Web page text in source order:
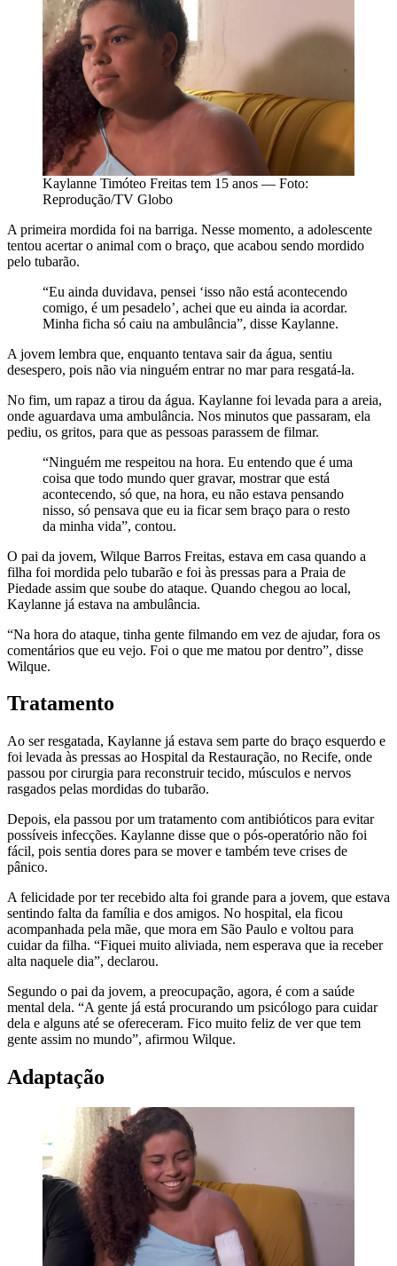
Kaylanne Timóteo Freitas tem 15 anos — Foto:
Reprodução/TV Globo
A primeira mordida foi na barriga. Nesse momento, a adolescente
tentou acertar o animal com o braço, que acabou sendo mordido
pelo tubarão.
“Eu ainda duvidava, pensei ‘isso não está acontecendo
comigo, é um pesadelo’, achei que eu ainda ia acordar.
Minha ficha só caiu na ambulância”, disse Kaylanne.
A jovem lembra que, enquanto tentava sair da água, sentiu
desespero, pois não via ninguém entrar no mar para resgatá-la.
No fim, um rapaz a tirou da água. Kaylanne foi levada para a areia,
onde aguardava uma ambulância. Nos minutos que passaram, ela
pediu, os gritos, para que as pessoas parassem de filmar.
“Ninguém me respeitou na hora. Eu entendo que é uma
coisa que todo mundo quer gravar, mostrar que está
acontecendo, só que, na hora, eu não estava pensando
nisso, só pensava que eu ia ficar sem braço para o resto
da minha vida”, contou.
O pai da jovem, Wilque Barros Freitas, estava em casa quando a
filha foi mordida pelo tubarão e foi às pressas para a Praia de
Piedade assim que soube do ataque. Quando chegou ao local,
Kaylanne já estava na ambulância.
“Na hora do ataque, tinha gente filmando em vez de ajudar, fora os
comentários que eu vejo. Foi o que me matou por dentro”, disse
Wilque.
Tratamento
Ao ser resgatada, Kaylanne já estava sem parte do braço esquerdo e
foi levada às pressas ao Hospital da Restauração, no Recife, onde
passou por cirurgia para reconstruir tecido, músculos e nervos
rasgados pelas mordidas do tubarão.
Depois, ela passou por um tratamento com antibióticos para evitar
possíveis infecções. Kaylanne disse que o pós-operatório não foi
fácil, pois sentia dores para se mover e também teve crises de
pânico.
A felicidade por ter recebido alta foi grande para a jovem, que estava
sentindo falta da família e dos amigos. No hospital, ela ficou
acompanhada pela mãe, que mora em São Paulo e voltou para
cuidar da filha. “Fiquei muito aliviada, nem esperava que ia receber
alta naquele dia”, declarou.
Segundo o pai da jovem, a preocupação, agora, é com a saúde
mental dela. “A gente já está procurando um psicólogo para cuidar
dela e alguns até se ofereceram. Fico muito feliz de ver que tem
gente assim no mundo”, afirmou Wilque.
Adaptação